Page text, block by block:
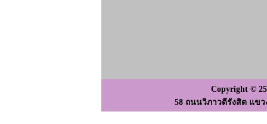
Copyright ©
58 ถนนวิภาวดีรังสิต แขว